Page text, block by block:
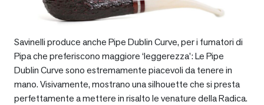
Savinelli produce anche Pipe Dublin Curve, per i fumatori di
Pipa che preferiscono maggiore ‘leggerezza’: Le Pipe
Dublin Curve sono estremamente piacevoli da tenere in
mano. Visivamente, mostrano una silhouette che si presta
perfettamente a mettere in risalto le venature della Radica.